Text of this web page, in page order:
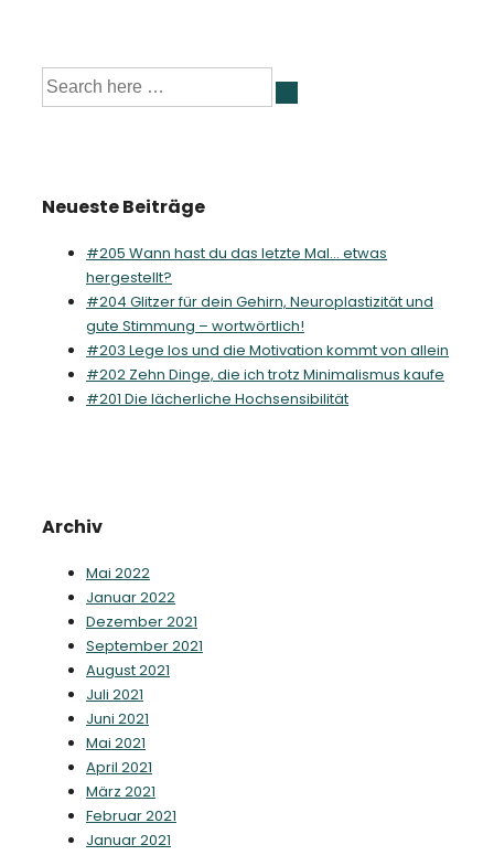
Suche
nach:
Neueste Beiträge
#205 Wann hast du das letzte Mal… etwas
hergestellt?
#204 Glitzer für dein Gehirn, Neuroplastizität und
gute Stimmung – wortwörtlich!
#203 Lege los und die Motivation kommt von allein
#202 Zehn Dinge, die ich trotz Minimalismus kaufe
#201 Die lächerliche Hochsensibilität
Archiv
Mai 2022
Januar 2022
Dezember 2021
September 2021
August 2021
Juli 2021
Juni 2021
Mai 2021
April 2021
März 2021
Februar 2021
Januar 2021